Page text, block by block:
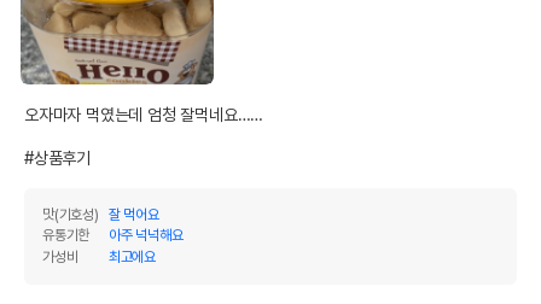
오자마자 먹였는데 엄청 잘먹네요……
#상품후기
맛(기호성)
잘 먹어요
유통기한
아주 넉넉해요
가성비
최고에요